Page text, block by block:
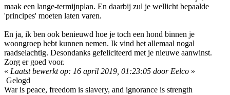
maak een lange-termijnplan. En daarbij zul je wellicht bepaalde
'principes' moeten laten varen.
En ja, ik ben ook benieuwd hoe je toch een hond binnen je
woongroep hebt kunnen nemen. Ik vind het allemaal nogal
raadselachtig. Desondanks gefeliciteerd met je nieuwe aanwinst.
Zorg er goed voor.
« Laatst bewerkt op: 16 april 2019, 01:23:05 door Eelco »
Gelogd
War is peace, freedom is slavery, and ignorance is strength